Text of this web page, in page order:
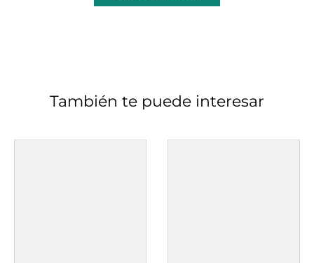
También te puede interesar